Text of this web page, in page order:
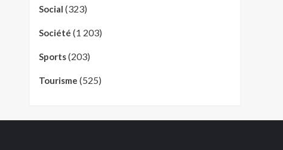
Social (323)
Société (1 203)
Sports(203)
Tourisme (525)